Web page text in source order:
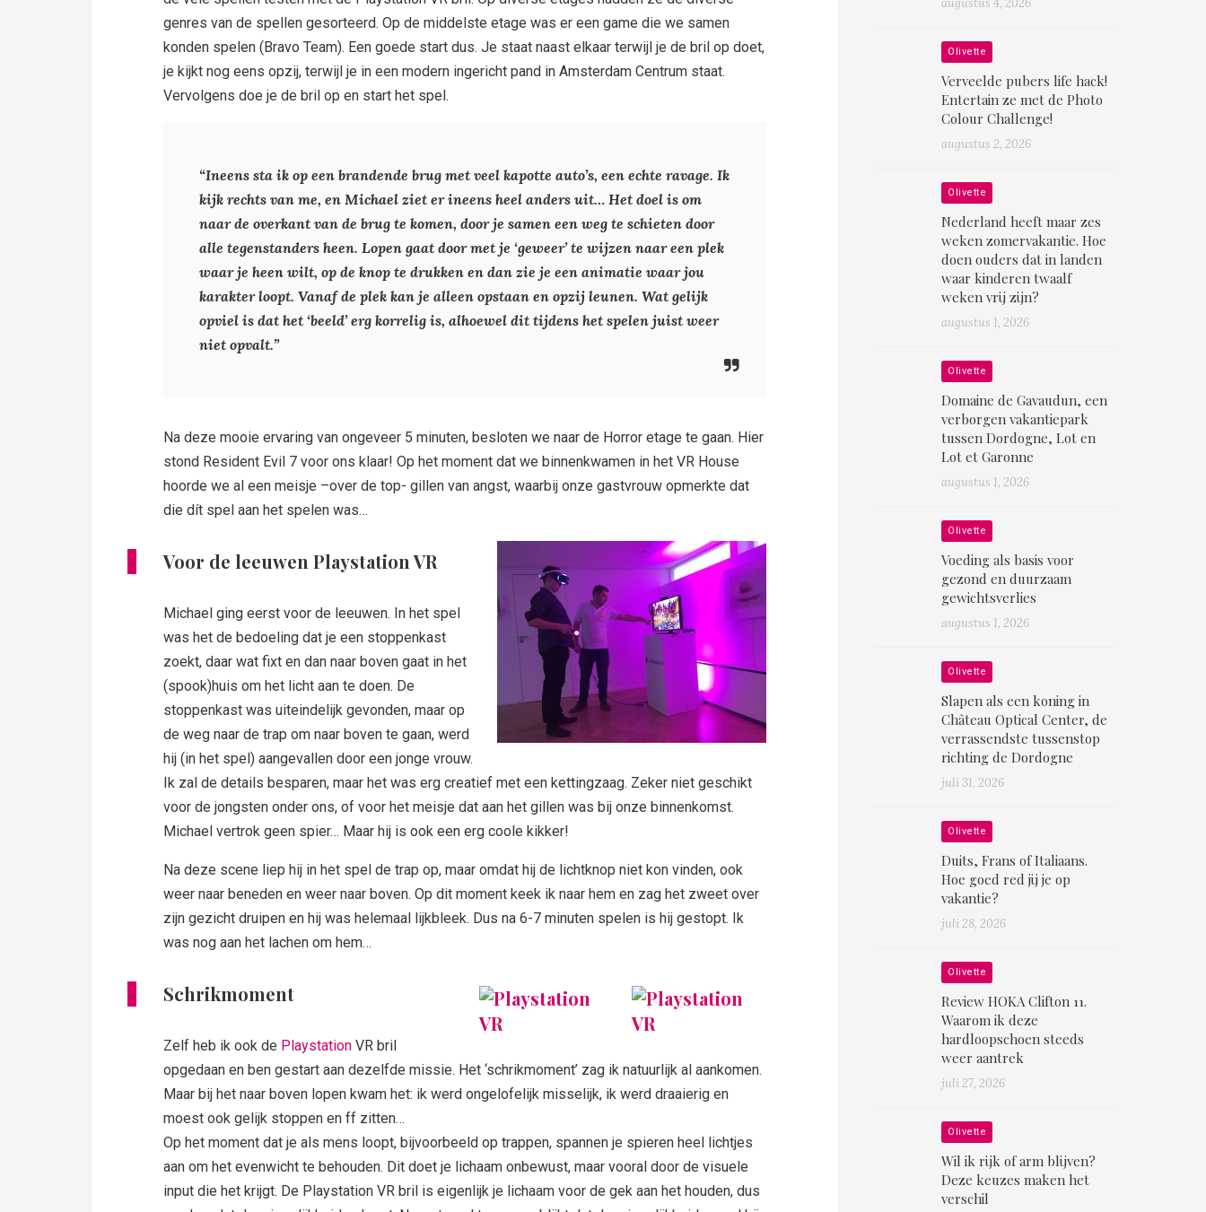
genres van de spellen gesorteerd. Op de middelste etage was er een game die we samen
konden spelen (Bravo Team). Een goede start dus. Je staat naast elkaar terwijl je de bril op doet,
je kijkt nog eens opzij, terwijl je in een modern ingericht pand in Amsterdam Centrum staat.
Vervolgens doe je de bril op en start het spel.
“Ineens sta ik op een brandende brug met veel kapotte auto’s, een echte ravage. Ik
kijk rechts van me, en Michael ziet er ineens heel anders uit… Het doel is om
naar de overkant van de brug te komen, door je samen een weg te schieten door
alle tegenstanders heen. Lopen gaat door met je ‘geweer’ te wijzen naar een plek
waar je heen wilt, op de knop te drukken en dan zie je een animatie waar jou
karakter loopt. Vanaf de plek kan je alleen opstaan en opzij leunen. Wat gelijk
opviel is dat het ‘beeld’ erg korrelig is, alhoewel dit tijdens het spelen juist weer
niet opvalt.”
Na deze mooie ervaring van ongeveer 5 minuten, besloten we naar de Horror etage te gaan. Hier
stond Resident Evil 7 voor ons klaar! Op het moment dat we binnenkwamen in het VR House
hoorde we al een meisje –over de top- gillen van angst, waarbij onze gastvrouw opmerkte dat
die dít spel aan het spelen was…
Voor de leeuwen Playstation VR
Michael ging eerst voor de leeuwen. In het spel
was het de bedoeling dat je een stoppenkast
zoekt, daar wat fixt en dan naar boven gaat in het
(spook)huis om het licht aan te doen. De
stoppenkast was uiteindelijk gevonden, maar op
de weg naar de trap om naar boven te gaan, werd
hij (in het spel) aangevallen door een jonge vrouw.
Ik zal de details besparen, maar het was erg creatief met een kettingzaag. Zeker niet geschikt
voor de jongsten onder ons, of voor het meisje dat aan het gillen was bij onze binnenkomst.
Michael vertrok geen spier… Maar hij is ook een erg coole kikker!
Na deze scene liep hij in het spel de trap op, maar omdat hij de lichtknop niet kon vinden, ook
weer naar beneden en weer naar boven. Op dit moment keek ik naar hem en zag het zweet over
zijn gezicht druipen en hij was helemaal lijkbleek. Dus na 6-7 minuten spelen is hij gestopt. Ik
was nog aan het lachen om hem…
Schrikmoment
Zelf heb ik ook de Playstation VR bril
opgedaan en ben gestart aan dezelfde missie. Het ‘schrikmoment’ zag ik natuurlijk al aankomen.
Maar bij het naar boven lopen kwam het: ik werd ongelofelijk misselijk, ik werd draaierig en
moest ook gelijk stoppen en ff zitten…
Op het moment dat je als mens loopt, bijvoorbeeld op trappen, spannen je spieren heel lichtjes
aan om het evenwicht te behouden. Dit doet je lichaam onbewust, maar vooral door de visuele
input die het krijgt. De Playstation VR bril is eigenlijk je lichaam voor de gek aan het houden, dus
Olivette
Verveelde pubers life hack!
Entertain ze met de Photo
Colour Challenge!
augustus 2, 2026
Olivette
Nederland heeft maar zes
weken zomervakantie. Hoe
doen ouders dat in landen
waar kinderen twaalf
weken vrij zijn?
augustus 1, 2026
Olivette
Domaine de Gavaudun, een
verborgen vakantiepark
tussen Dordogne, Lot en
Lot et Garonne
augustus 1, 2026
Olivette
Voeding als basis voor
gezond en duurzaam
gewichtsverlies
augustus 1, 2026
Olivette
Slapen als een koning in
Château Optical Center, de
verrassendste tussenstop
richting de Dordogne
juli 31, 2026
Olivette
Duits, Frans of Italiaans.
Hoe goed red jij je op
vakantie?
juli 28, 2026
Olivette
Review HOKA Clifton 11.
Waarom ik deze
hardloopschoen steeds
weer aantrek
juli 27, 2026
Olivette
Wil ik rijk of arm blijven?
Deze keuzes maken het
verschil